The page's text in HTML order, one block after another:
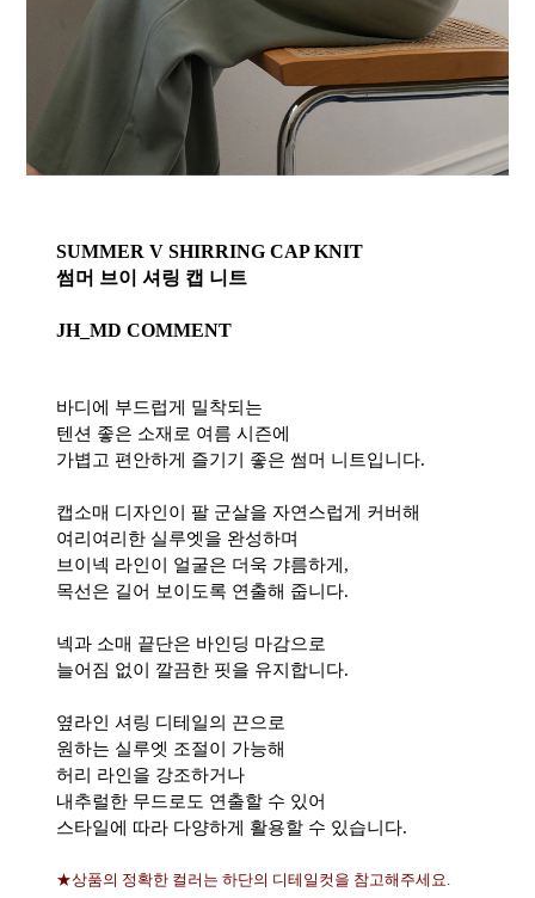
SUMMER V SHIRRING CAP KNIT
썸머 브이 셔링 캡 니트
JH_MD COMMENT
바디에 부드럽게 밀착되는
텐션 좋은 소재로 여름 시즌에
가볍고 편안하게 즐기기 좋은 썸머 니트입니다.
캡소매 디자인이 팔 군살을 자연스럽게 커버해
여리여리한 실루엣을 완성하며
브이넥 라인이 얼굴은 더욱 갸름하게,
목선은 길어 보이도록 연출해 줍니다.
넥과 소매 끝단은 바인딩 마감으로
늘어짐 없이 깔끔한 핏을 유지합니다.
옆라인 셔링 디테일의 끈으로
원하는 실루엣 조절이 가능해
허리 라인을 강조하거나
내추럴한 무드로도 연출할 수 있어
스타일에 따라 다양하게 활용할 수 있습니다.
★상품의 정확한 컬러는 하단의 디테일컷을 참고해주세요.